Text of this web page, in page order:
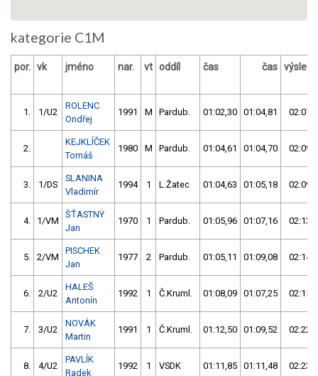
kategorie C1M
por. vk jméno nar. vt oddíl čas čas
1. 1/U2
ROLENC
Ondřej
1991 M Pardub. 01:02,30 01:04,81
2.
KEJKLÍČEK
Tomáš
1980 M Pardub. 01:04,61 01:04,70
3. 1/DS
SLANINA
Vladimír
1994 1 L.Žatec 01:04,63 01:05,18
4. 1/VM
ŠŤASTNÝ
Jan
1970 1 Pardub. 01:05,96 01:07,16
5. 2/VM
PISCHEK
Jan
1977 2 Pardub. 01:05,11 01:09,08
6. 2/U2
HALEŠ
Antonín
1992 1 Č.Kruml. 01:08,09 01:07,25
7. 3/U2
NOVÁK
Martin
1991 1 Č.Kruml. 01:12,50 01:09,52
8. 4/U2
PAVLÍK
Radek
1992 1 VSDK 01:11,85 01:11,48